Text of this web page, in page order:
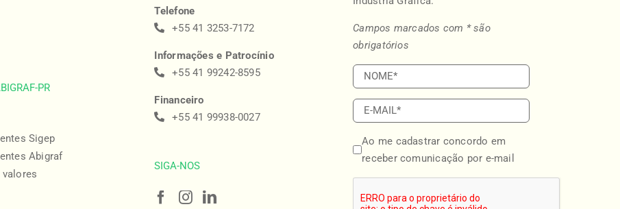
PR
Sigep
Abigraf
Telefone
+55 41 3253-7172
Informações e Patrocínio
+55 41 99242-8595
Financeiro
+55 41 99938-0027
SIGA-NOS
Campos marcados com * são
obrigatórios
Ao me cadastrar concordo em
receber comunicação por e-mail